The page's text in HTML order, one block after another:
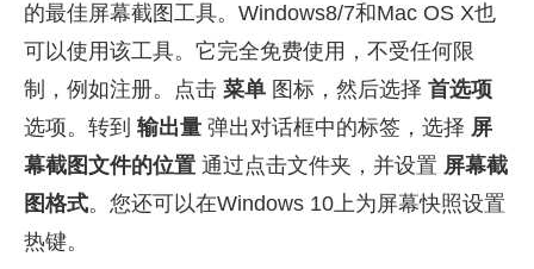
的最佳屏幕截图工具。Windows8/7和Mac OS X也
可以使用该工具。它完全免费使用，不受任何限
制，例如注册。点击 菜单 图标，然后选择 首选项
选项。转到 输出量 弹出对话框中的标签，选择 屏
幕截图文件的位置 通过点击文件夹，并设置 屏幕截
图格式。您还可以在Windows 10上为屏幕快照设置
热键。